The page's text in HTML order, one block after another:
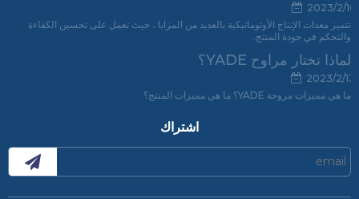
2023/2/16
تتميز معدات الإنتاج الأوتوماتيكية بالعديد من المزايا ، حيث تعمل على تحسين الكفاءة
والتحكم في جودة المنتج.
لماذا تختار مراوح YADE؟
2023/2/13
ما هي مميزات مروحة YADE؟ ما هي مميزات المنتج؟
اشتراك